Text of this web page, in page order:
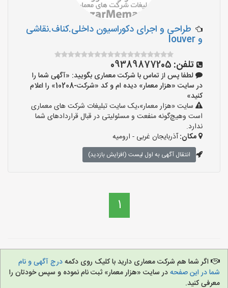
طراحی و اجرای دکوراسیون داخلی.کناف.نقاشی
و louver
تلفن: 09389877205
لطفا پس از تماس با شرکت معماری بگویید: «آگهی شما را
در سایت «هزار معمار» دیده ام و کد «شرکت-10208» را اعلام
کنید»
سایت «هزار معمار»،یک سایت تبلیغات شرکت های معماری
است وهیچ‌گونه منفعت و مسئولیتی در قبال قراردادهای شما
ندارد.
مکان:آذربایجان غربی - ارومیه
انتقال آگهی به اول لیست (افزایش بازدید)
1
اگر شما هم شرکت معماری دارید با کلیک روی دکمهدرج آگهی و نام
شما در این صفحهدر سایت «هزار معمار» ثبت نام نموده و سپس خودتان را
معرفی کنید.